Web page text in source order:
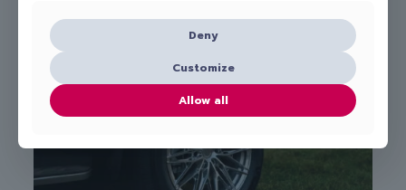
Deny
Customize
Allow all